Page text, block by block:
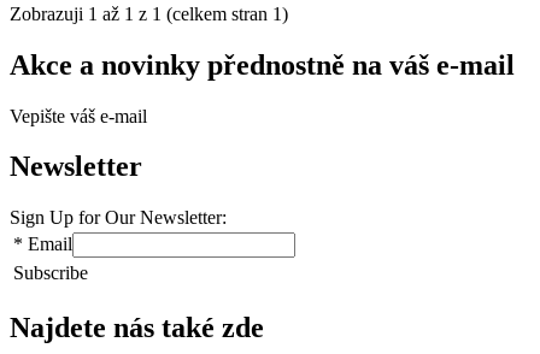
Zobrazuji 1 až 1 z 1 (celkem stran 1)
Akce a novinky přednostně na váš e-mail
Vepište váš e-mail
Newsletter
Sign Up for Our Newsletter:
* Email
Subscribe
Najdete nás také zde